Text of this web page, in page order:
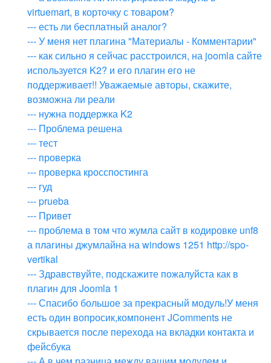
virtuemart, в корточку с товаром?
--- есть ли бесплатный аналог?
--- У меня нет плагина "Материалы - Комментарии"
--- как сильно я сейчас расстроился, на joomla сайте
используется K2? и его плагин его не
поддерживает!! Уважаемые авторы, скажите,
возможна ли реали
--- нужна поддержка K2
--- Проблема решена
--- тест
--- проверка
--- проверка кросспостинга
--- гуд
--- prueba
--- Привет
--- проблема в том что жумла сайт в кодировке unf8
а плагины джумлайна на windows 1251 http://spo-
vertikal
--- Здравствуйте, подскажите пожалуйста как в
плагин для Joomla 1
--- Спасибо большое за прекрасный модуль!У меня
есть один вопросик,компонент JComments не
скрывается после перехода на вкладки контакта и
фейсбука